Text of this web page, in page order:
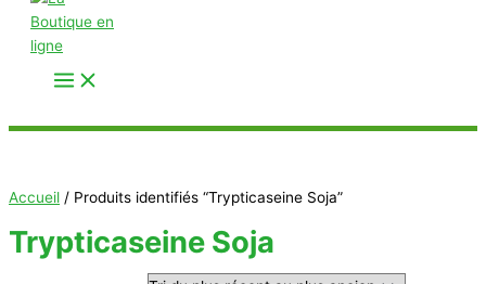
Accueil / Produits identifiés “Trypticaseine Soja”
Trypticaseine Soja